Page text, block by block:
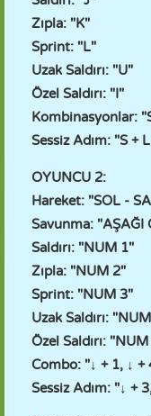
Zıpla: "K"
Sprint: "L"
Uzak Saldırı: "U"
Özel Saldırı: "I"
Kombinasyonlar:
Sessiz Adım: "S +
OYUNCU 2:
Hareket: "SOL -
Savunma: "AŞAĞI
Saldırı: "NUM 1"
Zıpla: "NUM 2"
Sprint: "NUM 3"
Uzak Saldırı:
Özel Saldırı:
Combo: "↓ + 1, ↓ +
Sessiz Adım: "↓ +